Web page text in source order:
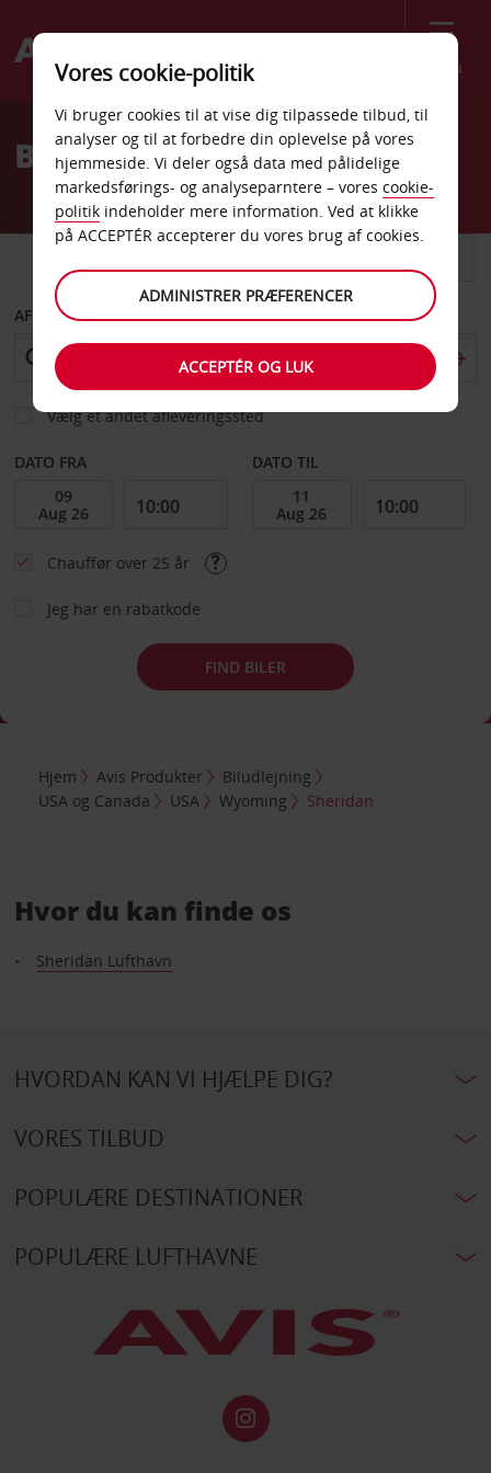
Menu
Welcome
AvisBilleje Sheridan
AFHENT FRA
Vælg et andet afleveringssted
DATO FRA DATO TIL
Chauffør over 25 år
Jeg har en rabatkode
FIND BILER
Hjem Avis Produkter
Biludlejning
USA og Canada
USA Wyoming Sheridan
Hvor du kan finde os
Sheridan Lufthavn
HVORDAN KAN VI HJÆLPE DIG?
VORES TILBUD
POPULÆRE DESTINATIONER
POPULÆRE LUFTHAVNE
Vores cookie-politik
Vi bruger cookies til at vise dig tilpassede tilbud, til
analyser og til at forbedre din oplevelse på vores
hjemmeside. Vi deler også data med pålidelige
markedsførings- og analyseparntere – vores cookie-
politik indeholder mere information. Ved at klikke
på ACCEPTÉR accepterer du vores brug af cookies.
ADMINISTRER PRÆFERENCER
ACCEPTÉR OG LUK